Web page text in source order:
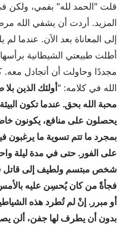
قلت "الحمد لله" بفمي، ولكن
المزيد. أردت أن يشفي الله
إلى المعاناة بعد الآن. عندما لم
أطلت طبيعتي الشيطانية
مجددًا وحاولت أن أتجادل
الله في كلامه: "أولئك الذين
محبة الله بحق. عندما تكون
يحصلون على منافع، يكونون
بمجرد ما تتم تسوية ما يرغبون
على الفور. حتى في مدة ليلة
شخص مبتسم ولطيف إلى قاتل
فجأةً من كان يُحسِن عليه
أو مبرر. إنْ لم تُطرد هذه
بدون أن يطرف لها جفن، ألن